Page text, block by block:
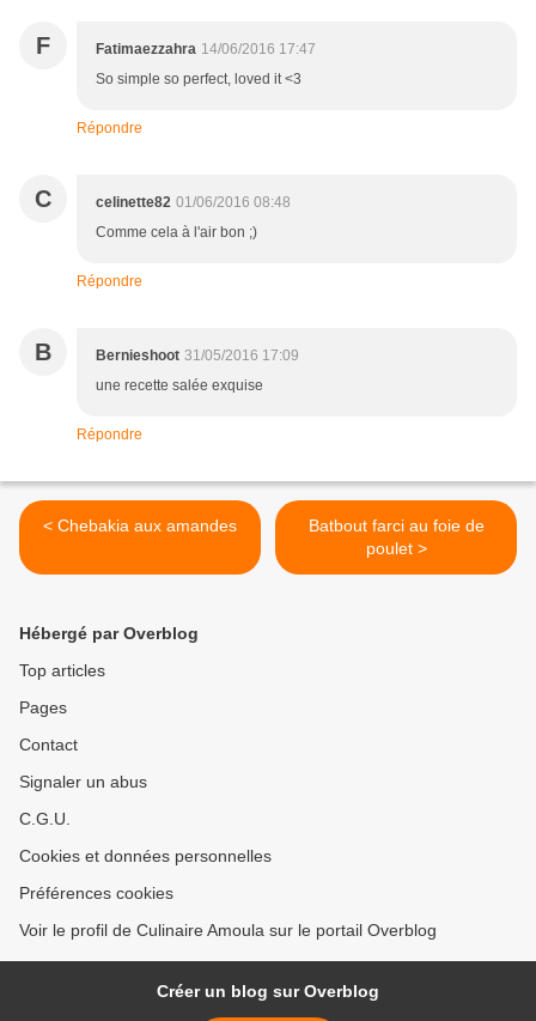
F Fatimaezzahra 14/06/2016 17:47
So simple so perfect, loved it <3
Répondre
C celinette82 01/06/2016 08:48
Comme cela à l'air bon ;)
Répondre
B Bernieshoot 31/05/2016 17:09
une recette salée exquise
Répondre
< Chebakia aux amandes
Batbout farci au foie de
poulet >
Hébergé par Overblog
Top articles
Pages
Contact
Signaler un abus
C.G.U.
Cookies et données personnelles
Préférences cookies
Voir le profil de Culinaire Amoula sur le portail Overblog
Créer un blog sur Overblog